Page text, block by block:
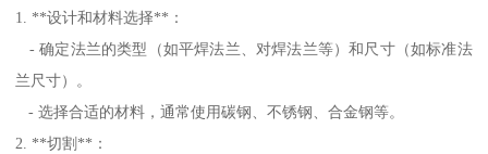
1. **设计和材料选择**：
- 确定法兰的类型（如平焊法兰、对焊法兰等）和尺寸（如标准法
兰尺寸）。
- 选择合适的材料，通常使用碳钢、不锈钢、合金钢等。
2. **切割**：